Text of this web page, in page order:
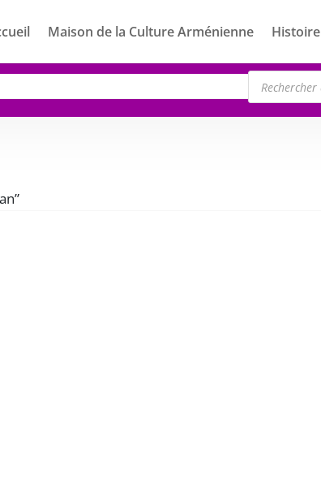
Maison de la Culture Arménienne Histoire
Recherche
de
produits